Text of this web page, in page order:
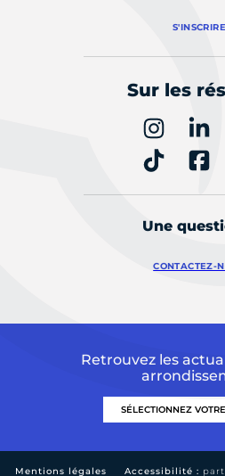
S'INSCRIRE
Sur les
Une
CONTACTEZ-
Retrouvez les
Mentions légales Accessibilité :